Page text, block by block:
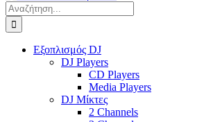
Αναζήτηση
για:
Εξοπλισμός DJ
DJ Players
CD Players
Media Players
DJ Μίκτες
2 Channels